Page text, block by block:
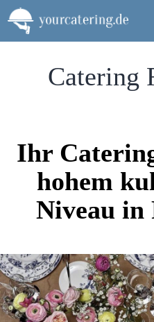
Zum
Inhalt
springen
Catering
Ihr
hohem
Niveau in